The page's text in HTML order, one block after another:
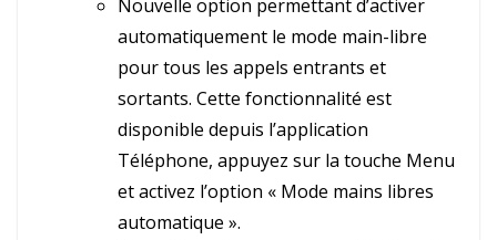
Nouvelle option permettant d’activer
automatiquement le mode main-libre
pour tous les appels entrants et
sortants. Cette fonctionnalité est
disponible depuis l’application
Téléphone, appuyez sur la touche Menu
et activez l’option « Mode mains libres
automatique ».